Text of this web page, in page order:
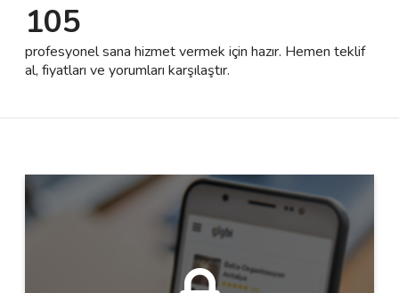
Destek
İletişim
105
profesyonel sana hizmet vermek için hazır. Hemen teklif
al, fiyatları ve yorumları karşılaştır.